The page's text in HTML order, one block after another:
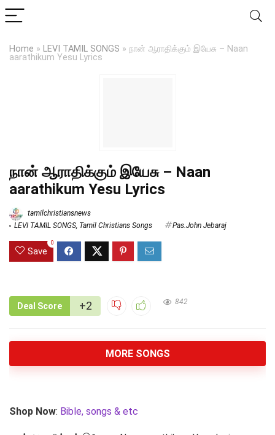
Home » LEVI TAMIL SONGS » நான் ஆராதிக்கும் இயேசு – Naan
aarathikum Yesu Lyrics
நான் ஆராதிக்கும் இயேசு – Naan
aarathikum Yesu Lyrics
tamilchristiansnews
LEVI TAMIL SONGS, Tamil Christians Songs Pas.John Jebaraj
Save
0
Deal Score +2 842
MORE SONGS
Shop Now: Bible, songs & etc